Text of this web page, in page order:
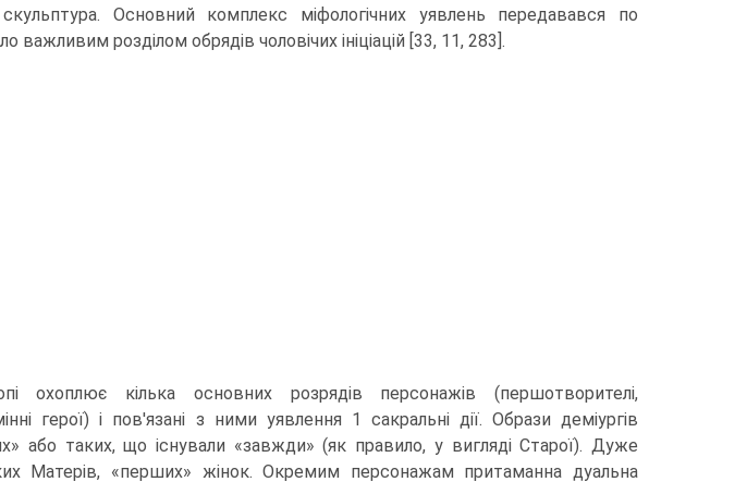
Ос­новний комплекс міфологічних уявлень передавався по
важливим розділом обрядів чоловічих ініціацій [33, 11, 283].
охоплює кілька основних розрядів персо­нажів (першотворителі,
герої) і пов'язані з ними уявлення 1 сакральні дії. Образи деміургів
або таких, що існували «завжди» (як правило, у вигляді Старої). Дуже
Матерів, «перших» жінок. Окремим персонажам притаманна дуальна